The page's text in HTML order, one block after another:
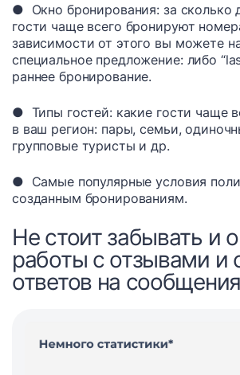
● Окно бронирования: за сколько
гости чаще всего бронируют
зависимости от этого вы можете
специальное предложение: либо
раннее бронирование.
● Типы гостей: какие гости чаще
в ваш регион: пары, семьи,
групповые туристы и др.
● Самые популярные условия
созданным бронированиям.
Не стоит забывать и
работы с отзывами и
ответов на